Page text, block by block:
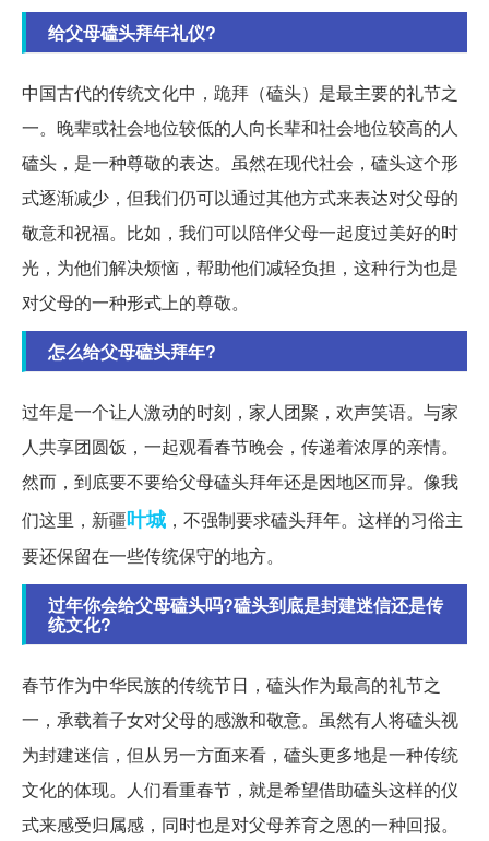
给父母磕头拜年礼仪?
中国古代的传统文化中，跪拜（磕头）是最主要的礼节之
一。晚辈或社会地位较低的人向长辈和社会地位较高的人
磕头，是一种尊敬的表达。虽然在现代社会，磕头这个形
式逐渐减少，但我们仍可以通过其他方式来表达对父母的
敬意和祝福。比如，我们可以陪伴父母一起度过美好的时
光，为他们解决烦恼，帮助他们减轻负担，这种行为也是
对父母的一种形式上的尊敬。
怎么给父母磕头拜年?
过年是一个让人激动的时刻，家人团聚，欢声笑语。与家
人共享团圆饭，一起观看春节晚会，传递着浓厚的亲情。
然而，到底要不要给父母磕头拜年还是因地区而异。像我
们这里，新疆叶城 ，不强制要求磕头拜年。这样的习俗主
要还保留在一些传统保守的地方。
过年你会给父母磕头吗?磕头到底是封建迷信还是传
统文化?
春节作为中华民族的传统节日，磕头作为最高的礼节之
一，承载着子女对父母的感激和敬意。虽然有人将磕头视
为封建迷信，但从另一方面来看，磕头更多地是一种传统
文化的体现。人们看重春节，就是希望借助磕头这样的仪
式来感受归属感，同时也是对父母养育之恩的一种回报。